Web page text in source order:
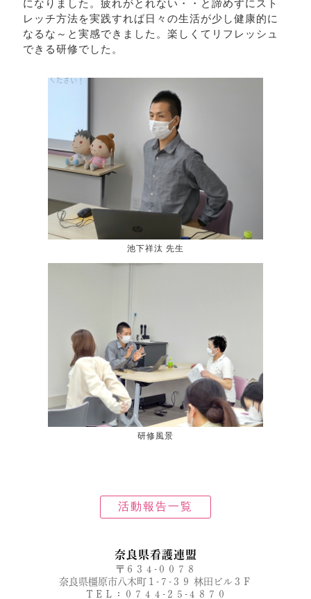
になりました。疲れがとれない・・と諦めずにスト
レッチ方法を実践すれば日々の生活が少し健康的に
なるな～と実感できました。楽しくてリフレッシュ
できる研修でした。
池下祥汰 先生
研修風景
活動報告一覧
奈良県看護連盟
〒６３４-００７８
奈良県橿原市八木町１-７-３９ 林田ビル３Ｆ
ＴＥＬ：０７４４-２５-４８７０